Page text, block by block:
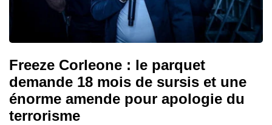
Freeze Corleone : le parquet
demande 18 mois de sursis et une
énorme amende pour apologie du
terrorisme